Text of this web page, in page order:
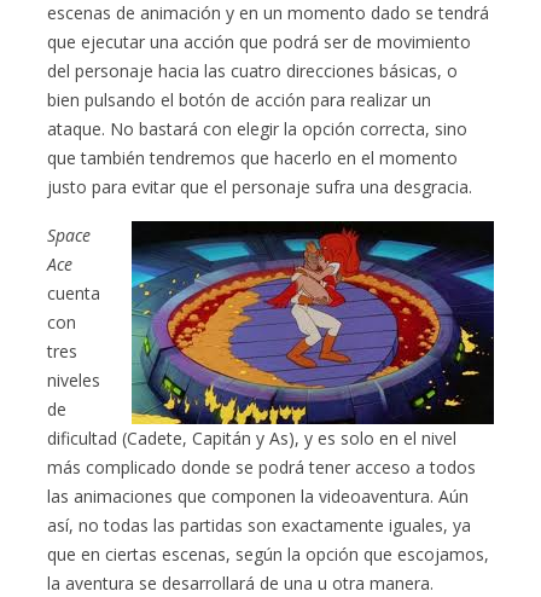
escenas de animación y en un momento dado se tendrá
que ejecutar una acción que podrá ser de movimiento
del personaje hacia las cuatro direcciones básicas, o
bien pulsando el botón de acción para realizar un
ataque. No bastará con elegir la opción correcta, sino
que también tendremos que hacerlo en el momento
justo para evitar que el personaje sufra una desgracia.
Space
Ace
cuenta
con
tres
niveles
de
dificultad (Cadete, Capitán y As), y es solo en el nivel
más complicado donde se podrá tener acceso a todos
las animaciones que componen la videoaventura. Aún
así, no todas las partidas son exactamente iguales, ya
que en ciertas escenas, según la opción que escojamos,
la aventura se desarrollará de una u otra manera.